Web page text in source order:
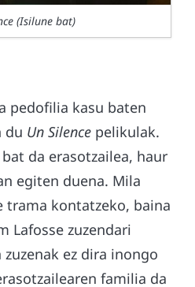
(Isilune bat)
pedofilia kasu baten
du Un Silence pelikulak.
da erasotzailea, haur
egiten duena. Mila
trama kontatzeko, baina
Lafosse zuzendari
ez dira inongo
familia da